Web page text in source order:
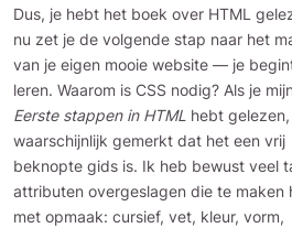
Dus, je hebt het boek over HTML
nu zet je de volgende stap naar het
van je eigen mooie website — je
leren. Waarom is CSS nodig? Als je
Eerste stappen in HTML hebt
waarschijnlijk gemerkt dat het een vrij
beknopte gids is. Ik heb bewust veel
attributen overgeslagen die te maken
met opmaak: cursief, vet, kleur, vorm,